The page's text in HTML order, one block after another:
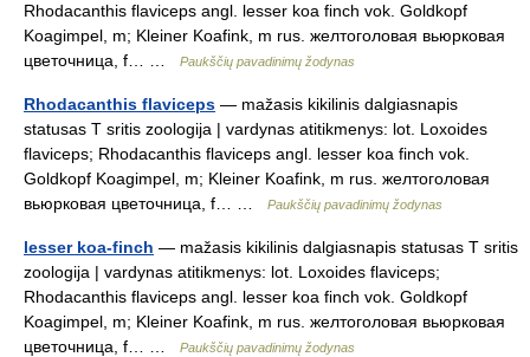
Rhodacanthis flaviceps angl. lesser koa finch vok. Goldkopf
Koagimpel, m; Kleiner Koafink, m rus. желтоголовая вьюрковая
цветочница, f… …
Paukščių pavadinimų žodynas
Rhodacanthis flaviceps — mažasis kikilinis dalgiasnapis
statusas T sritis zoologija | vardynas atitikmenys: lot. Loxoides
flaviceps; Rhodacanthis flaviceps angl. lesser koa finch vok.
Goldkopf Koagimpel, m; Kleiner Koafink, m rus. желтоголовая
вьюрковая цветочница, f… …
Paukščių pavadinimų žodynas
lesser koa-finch — mažasis kikilinis dalgiasnapis statusas T sritis
zoologija | vardynas atitikmenys: lot. Loxoides flaviceps;
Rhodacanthis flaviceps angl. lesser koa finch vok. Goldkopf
Koagimpel, m; Kleiner Koafink, m rus. желтоголовая вьюрковая
цветочница, f… …
Paukščių pavadinimų žodynas